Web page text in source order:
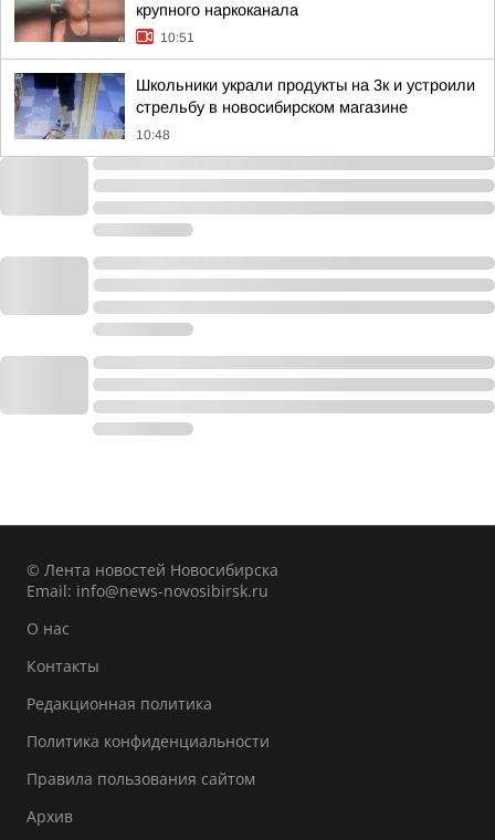
крупного наркоканала
10:51
Школьники украли продукты на 3к и устроили
стрельбу в новосибирском магазине
10:48
© Лента новостей Новосибирска
Email: info@news-novosibirsk.ru
О нас
Контакты
Редакционная политика
Политика конфиденциальности
Правила пользования сайтом
Архив